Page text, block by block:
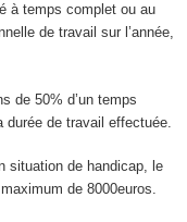
à temps complet ou au
de travail sur l’année,
de 50% d’un temps
de travail effectuée.
de handicap, le
de 8000euros.